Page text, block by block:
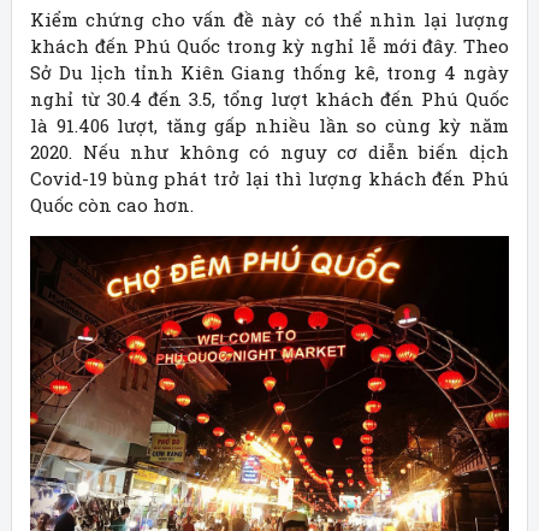
Kiểm chứng cho vấn đề này có thể nhìn lại lượng
khách đến Phú Quốc trong kỳ nghỉ lễ mới đây. Theo
Sở Du lịch tỉnh Kiên Giang thống kê, trong 4 ngày
nghỉ từ 30.4 đến 3.5, tổng lượt khách đến Phú Quốc
là 91.406 lượt, tăng gấp nhiều lần so cùng kỳ năm
2020. Nếu như không có nguy cơ diễn biến dịch
Covid-19 bùng phát trở lại thì lượng khách đến Phú
Quốc còn cao hơn.